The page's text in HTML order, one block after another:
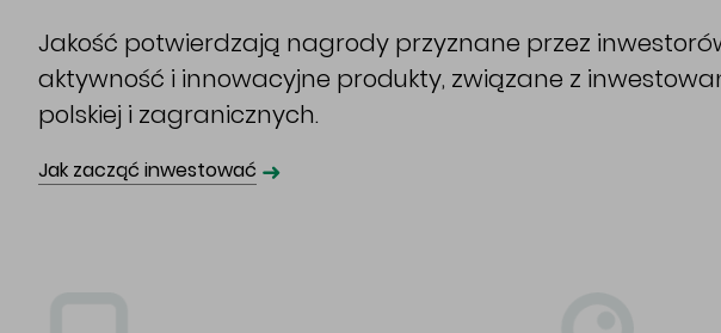
Jakość potwierdzają nagrody przyznane przez
aktywność i innowacyjne produkty, związane z
polskiej i zagranicznych.
Jak zacząć inwestować ➜